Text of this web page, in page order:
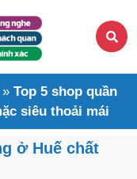
» Top 5 shop quần
siêu thoải mái
ở Huế chất